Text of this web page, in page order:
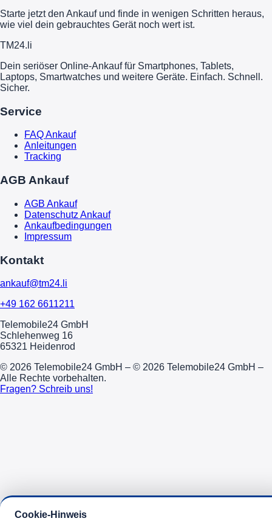
Starte jetzt den Ankauf und finde in wenigen Schritten heraus,
wie viel dein gebrauchtes Gerät noch wert ist.
TM24.li
Dein seriöser Online-Ankauf für Smartphones, Tablets,
Laptops, Smartwatches und weitere Geräte. Einfach. Schnell.
Sicher.
Service
FAQ Ankauf
Anleitungen
Tracking
AGB Ankauf
AGB Ankauf
Datenschutz Ankauf
Ankaufbedingungen
Impressum
Kontakt
ankauf@tm24.li
+49 162 6611211
Telemobile24 GmbH
Schlehenweg 16
65321 Heidenrod
© 2026 Telemobile24 GmbH – © 2026 Telemobile24 GmbH –
Alle Rechte vorbehalten.
Fragen? Schreib uns!
Cookie-Hinweis